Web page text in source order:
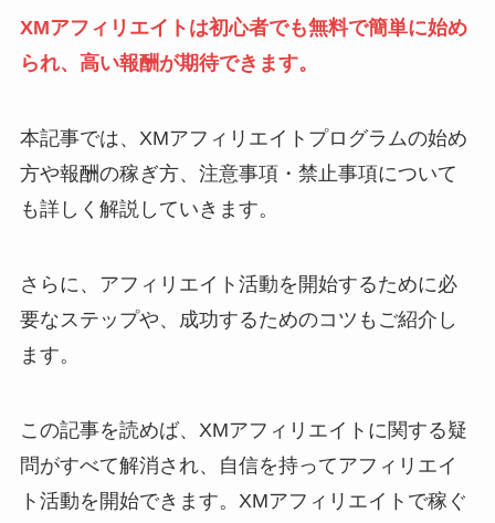
XMアフィリエイトは初心者でも無料で簡単に始め
られ、高い報酬が期待できます。
本記事では、XMアフィリエイトプログラムの始め
方や報酬の稼ぎ方、注意事項・禁止事項について
も詳しく解説していきます。
さらに、アフィリエイト活動を開始するために必
要なステップや、成功するためのコツもご紹介し
ます。
この記事を読めば、XMアフィリエイトに関する疑
問がすべて解消され、自信を持ってアフィリエイ
ト活動を開始できます。XMアフィリエイトで稼ぐ